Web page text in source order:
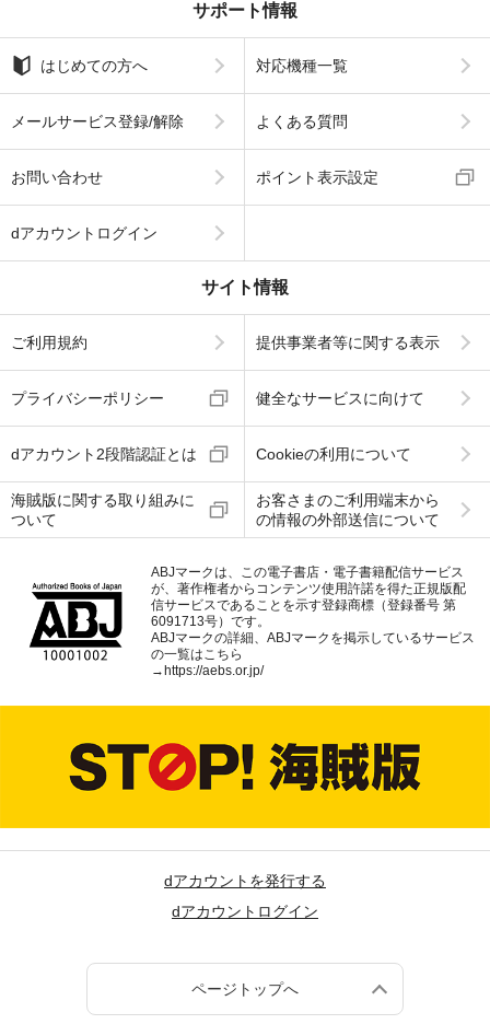
サポート情報
はじめての方へ 対応機種一覧
メールサービス登録/解除 よくある質問
お問い合わせ ポイント表示設定
dアカウントログイン
サイト情報
ご利用規約 提供事業者等に関する表示
プライバシーポリシー 健全なサービスに向けて
dアカウント2段階認証とは Cookieの利用について
海賊版に関する取り組みに
ついて
お客さまのご利用端末から
の情報の外部送信について
ABJマークは、この電子書店・電子書籍配信サービス
が、著作権者からコンテンツ使用許諾を得た正規版配
信サービスであることを示す登録商標（登録番号 第
6091713号）です。
ABJマークの詳細、ABJマークを掲示しているサービス
の一覧はこちら
→ https://aebs.or.jp/
dアカウントを発行する
dアカウントログイン
ページトップへ